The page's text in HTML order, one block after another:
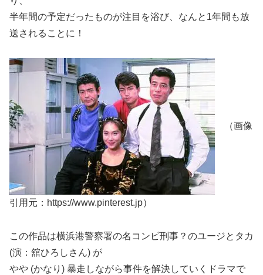
半年間の予定だったものが注目を浴び、なんと1年間も放
送されることに！
（画像
引用元：https://www.pinterest.jp）
この作品は横浜港警察署の名コンビ刑事？のユージとタカ
(演：舘ひろしさん) が
やや (かなり) 暴走しながら事件を解決していくドラマで